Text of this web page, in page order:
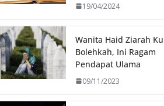
19/04/2024
Wanita Haid Ziarah
Bolehkah, Ini Ragam
Pendapat Ulama
09/11/2023